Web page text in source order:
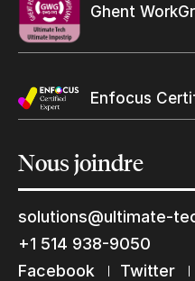
Ghent
Enfocus
Nousjoindre
solutions@ultimate-
+1 514 938-9050
Facebook
Twitter
Restons
Abonnez-vous à